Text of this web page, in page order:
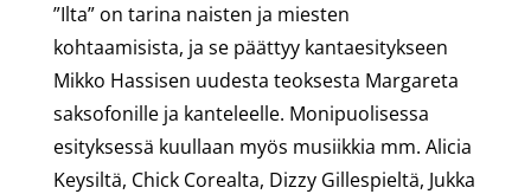
”Ilta” on tarina naisten ja miesten
kohtaamisista, ja se päättyy kantaesitykseen
Mikko Hassisen uudesta teoksesta Margareta
saksofonille ja kanteleelle. Monipuolisessa
esityksessä kuullaan myös musiikkia mm. Alicia
Keysiltä, Chick Corealta, Dizzy Gillespieltä, Jukka